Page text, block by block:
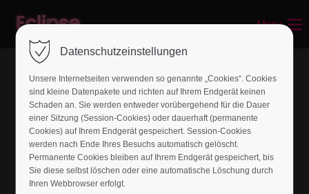
Login
Benutzername
Passwort
Menu
Datenschutzeinstellungen
Unsere Internetseiten verwenden so genannte „Cookies“. Cookies
sind kleine Datenpakete und richten auf Ihrem Endgerät keinen
Schaden an. Sie werden entweder vorübergehend für die Dauer
einer Sitzung (Session-Cookies) oder dauerhaft (permanente
Cookies) auf Ihrem Endgerät gespeichert. Session-Cookies
werden nach Ende Ihres Besuchs automatisch gelöscht.
Permanente Cookies bleiben auf Ihrem Endgerät gespeichert, bis
Sie diese selbst löschen oder eine automatische Löschung durch
Ihren Webbrowser erfolgt.